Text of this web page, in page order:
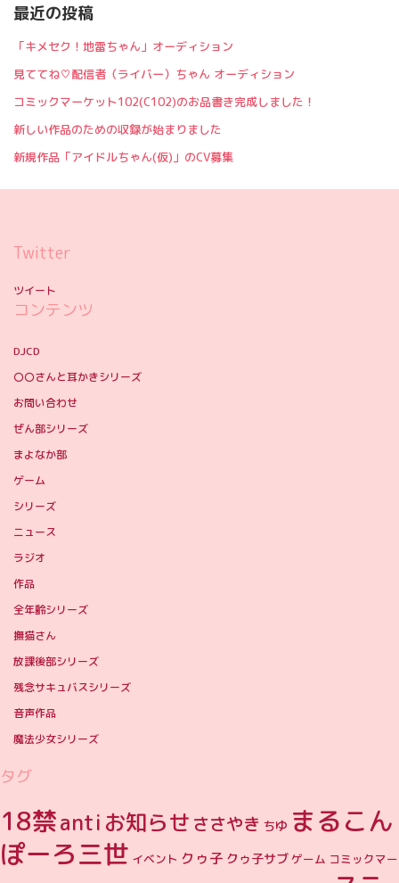
最近の投稿
「キメセク！地雷ちゃん」オーディション
見ててね♡配信者（ライバー）ちゃん オーディション
コミックマーケット102(C102)のお品書き完成しました！
新しい作品のための収録が始まりました
新規作品「アイドルちゃん(仮)」のCV募集
Twitter
ツイート
コンテンツ
DJCD
〇〇さんと耳かきシリーズ
お問い合わせ
ぜん部シリーズ
まよなか部
ゲーム
シリーズ
ニュース
ラジオ
作品
全年齢シリーズ
撫猫さん
放課後部シリーズ
残念サキュバスシリーズ
音声作品
魔法少女シリーズ
タグ
18禁anti お知らせ ささやき ちゆ まるこん
ぽーろ三世 イベント クゥ子 クゥ子サブゲーム コミックマー